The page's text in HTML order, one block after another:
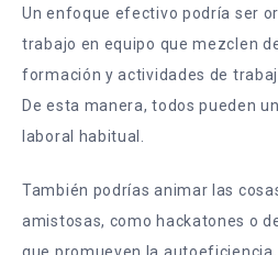
Un enfoque efectivo podría ser
trabajo en equipo que mezclen
formación y actividades de
De esta manera, todos pueden
laboral habitual.
También podrías animar las
amistosas, como hackatones o
que promueven la